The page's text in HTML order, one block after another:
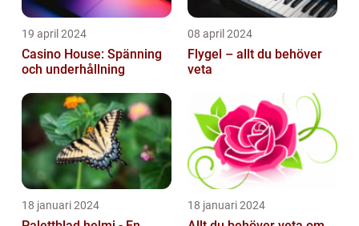
19 april 2024
Casino House: Spänning
och underhållning
08 april 2024
Flygel – allt du behöver
veta
18 januari 2024 18 januari 2024